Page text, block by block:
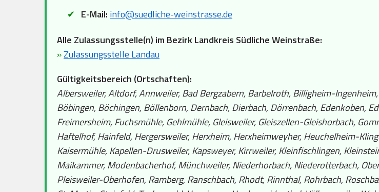
E-Mail: info@suedliche-weinstrasse.de
Alle Zulassungsstelle(n) im Bezirk Landkreis Südliche Weinstraße:
»Zulassungsstelle Landau
Gültigkeitsbereich (Ortschaften):
Albersweiler, Altdorf, Annweiler, Bad Bergzabern, Barbelroth, Billigheim-
Böbingen, Böchingen, Böllenborn, Dernbach, Dierbach, Dörrenbach, Edenkoben,
Freimersheim, Fuchsmühle, Gehlmühle, Gleisweiler, Gleiszellen-Gleishorbach,
Haftelhof, Hainfeld, Hergersweiler, Herxheim, Herxheimweyher, Heuchelheim-
Kaisermühle, Kapellen-Drusweiler, Kapsweyer, Kirrweiler, Kleinfischlingen,
Maikammer, Modenbacherhof, Münchweiler, Niederhorbach, Niederotterbach,
Pleisweiler-Oberhofen, Ramberg, Ranschbach, Rhodt, Rinnthal, Rohrbach,